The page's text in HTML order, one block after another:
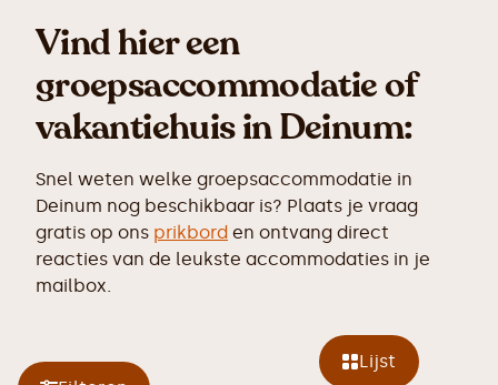
Vind hier een
groepsaccommodatie of
vakantiehuis in Deinum:
Snel weten welke groepsaccommodatie in
Deinum nog beschikbaar is? Plaats je vraag
gratis op ons prikbord en ontvang direct
reacties van de leukste accommodaties in je
mailbox.
Lijst